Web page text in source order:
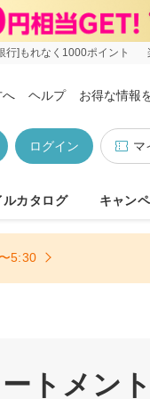
行]もれなく1000ポイント
へ ヘルプ お得な情報
マ
ログイン
ルカタログ キャン
5:30
トメン